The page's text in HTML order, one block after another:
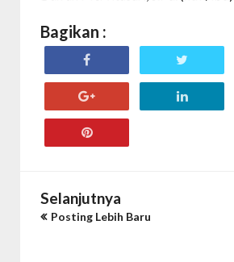
Bagikan :
Selanjutnya
Posting Lebih Baru